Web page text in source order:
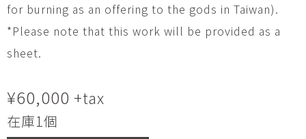
for burning as an offering to the gods in Taiwan).
*Please note that this work will be provided as a
sheet.
¥60,000 +tax
在庫1個